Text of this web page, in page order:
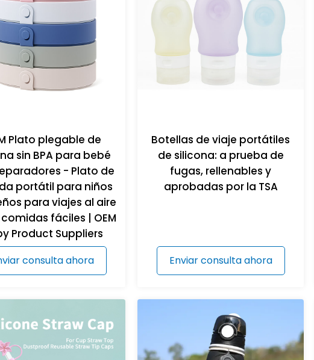
Plato plegable de
sin BPA para bebé
- Plato de
portátil para niños
para viajes al aire
fáciles | OEM
Product Suppliers
consulta ahora
Botellas de viaje portátiles
de silicona: a prueba de
fugas, rellenables y
aprobadas por la TSA
Enviar consulta ahora